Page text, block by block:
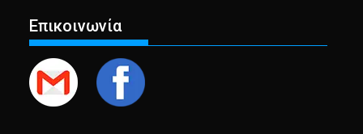
Επικοινωνία